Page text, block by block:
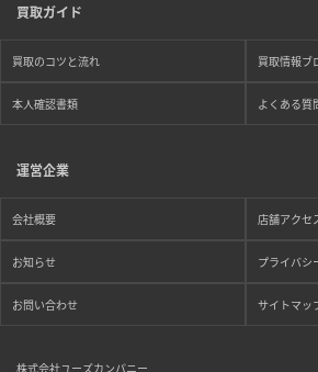
買取ガイド
買取のコツと流れ 買取情報ブ
本人確認書類 よくある質
運営企業
会社概要 店舗アクセ
お知らせ プライバシ
お問い合わせ サイトマッ
株式会社ユーズカンパニー